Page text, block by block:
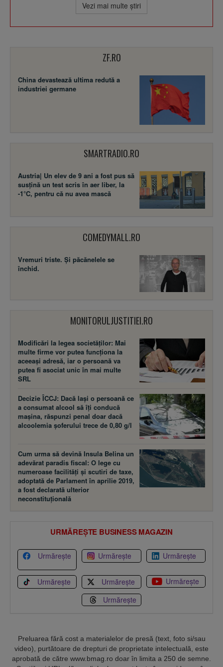
Vezi mai multe ştiri
ZF.RO
China devastează ultima redută a
industriei germane
SMARTRADIO.RO
Austria| Un elev de 9 ani a fost pus să
susţină un test scris în aer liber, la
-1°C, pentru că nu avea mască
COMEDYMALL.RO
Vremuri triste. Şi păcănelele se
închid.
MONITORULJUSTITIEI.RO
Modificări la legea societăţilor: Mai
multe firme vor putea funcţiona la
aceeaşi adresă, iar o persoană va
putea fi asociat unic în mai multe
SRL
Decizie ÎCCJ: Dacă laşi o persoană ce
a consumat alcool să îţi conducă
maşina, răspunzi penal doar dacă
alcoolemia şoferului trece de 0,80 g/l
Cum urma să devină Insula Belina un
adevărat paradis fiscal: O lege cu
numeroase facilităţi şi scutiri de taxe,
adoptată de Parlament în aprilie 2019,
a fost declarată ulterior
neconstituţională
URMĂREȘTE BUSINESS MAGAZIN
Urmărește Urmărește Urmărește
Urmărește Urmărește
Urmărește
Urmărește
Preluarea fără cost a materialelor de presă (text, foto si/sau
video), purtătoare de drepturi de proprietate intelectuală, este
aprobată de către www.bmag.ro doar în limita a 250 de semne.